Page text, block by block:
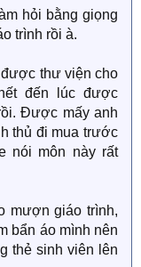
hỏi bằng giọng
trình rồi à.
thư viện cho
đến lúc được
Được mấy anh
thủ đi mua trước
nói môn này rất
mượn giáo trình,
bẩn áo mình nên
thẻ sinh viên lên